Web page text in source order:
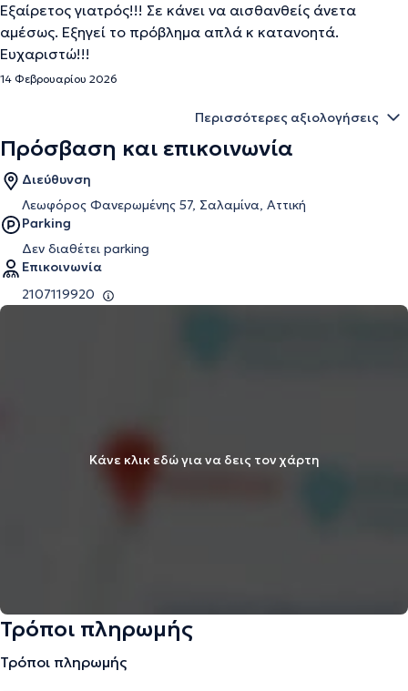
Εξαίρετος γιατρός!!! Σε κάνει να αισθανθείς άνετα
αμέσως. Εξηγεί το πρόβλημα απλά κ κατανοητά.
Ευχαριστώ!!!
14 Φεβρουαρίου 2026
Περισσότερες αξιολογήσεις
Πρόσβαση και επικοινωνία
Διεύθυνση
Λεωφόρος Φανερωμένης 57, Σαλαμίνα, Αττική
Parking
Δεν διαθέτει parking
Επικοινωνία
2107119920
Κάνε κλικ εδώ για να δεις τον χάρτη
Τρόποι πληρωμής
Τρόποι πληρωμής